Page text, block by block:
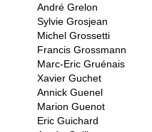
André Grelon
Sylvie Grosjean
Michel Grossetti
Francis Grossmann
Marc-Eric Gruénais
Xavier Guchet
Annick Guenel
Marion Guenot
Eric Guichard